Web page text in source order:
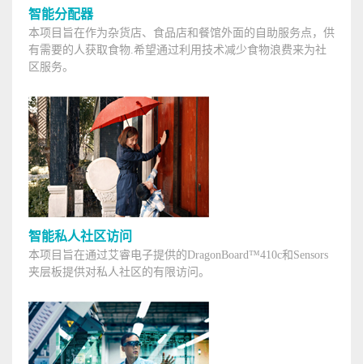
智能分配器
本项目旨在作为杂货店、食品店和餐馆外面的自助服务点，供
有需要的人获取食物.希望通过利用技术减少食物浪费来为社
区服务。
智能私人社区访问
本项目旨在通过艾睿电子提供的DragonBoard™410c和Sensors
夹层板提供对私人社区的有限访问。